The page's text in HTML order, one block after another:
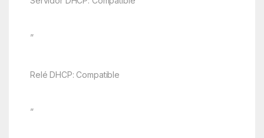
”
Relé DHCP: Compatible
”